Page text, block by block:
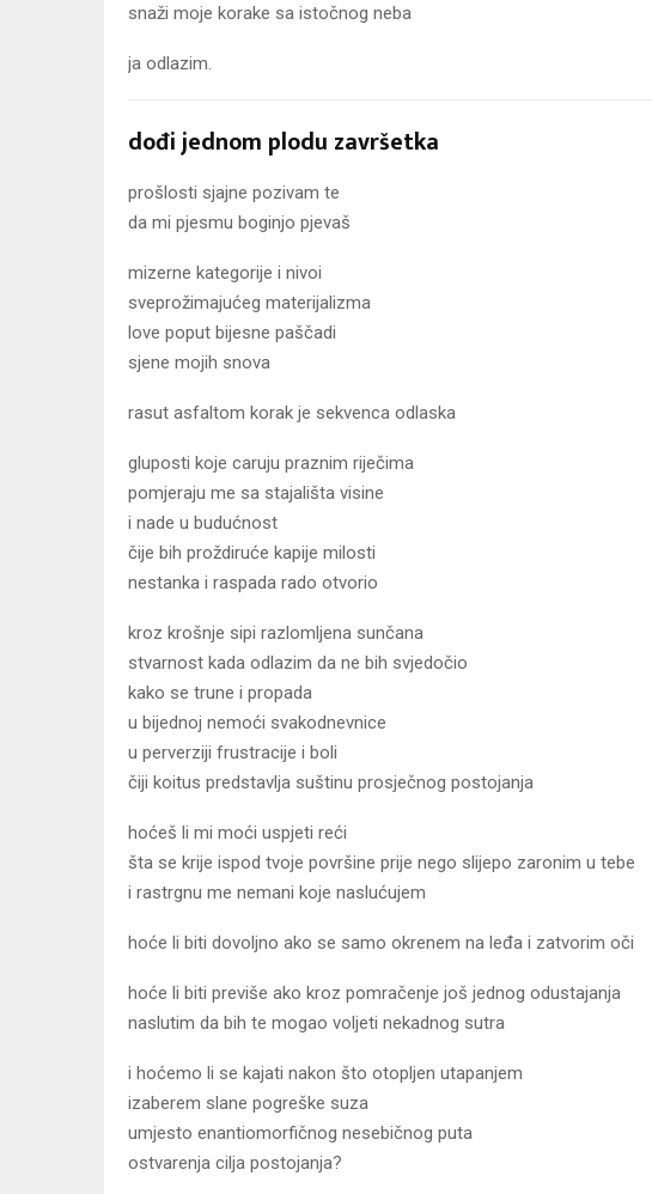
snaži moje korake sa istočnog neba
ja odlazim.
dođi jednom plodu završetka
prošlosti sjajne pozivam te
da mi pjesmu boginjo pjevaš
mizerne kategorije i nivoi
sveprožimajućeg materijalizma
love poput bijesne paščadi
sjene mojih snova
rasut asfaltom korak je sekvenca odlaska
gluposti koje caruju praznim riječima
pomjeraju me sa stajališta visine
i nade u budućnost
čije bih proždiruće kapije milosti
nestanka i raspada rado otvorio
kroz krošnje sipi razlomljena sunčana
stvarnost kada odlazim da ne bih svjedočio
kako se trune i propada
u bijednoj nemoći svakodnevnice
u perverziji frustracije i boli
čiji koitus predstavlja suštinu prosječnog postojanja
hoćeš li mi moći uspjeti reći
šta se krije ispod tvoje površine prije nego slijepo zaronim u tebe
i rastrgnu me nemani koje naslućujem
hoće li biti dovoljno ako se samo okrenem na leđa i zatvorim oči
hoće li biti previše ako kroz pomračenje još jednog odustajanja
naslutim da bih te mogao voljeti nekadnog sutra
i hoćemo li se kajati nakon što otopljen utapanjem
izaberem slane pogreške suza
umjesto enantiomorfičnog nesebičnog puta
ostvarenja cilja postojanja?